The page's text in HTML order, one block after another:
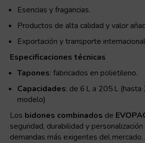
Esencias y fragancias.
Productos de alta calidad y valor
Exportación y transporte
Especificaciones técnicas
Tapones: fabricados en polietileno.
Capacidades: de 6 L a 205 L (hasta
modelo)
Los bidones combinados de
seguridad, durabilidad y
demandas más exigentes del mercado.